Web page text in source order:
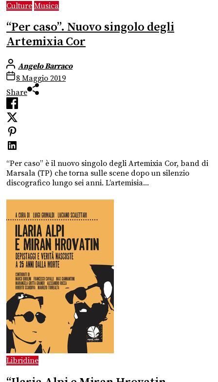
Culture Musica
“Per caso”. Nuovo singolo degli
Artemixia Cor
Angelo Barraco
8 Maggio 2019
Share
“Per caso” è il nuovo singolo degli Artemixia Cor, band di
Marsala (TP) che torna sulle scene dopo un silenzio
discografico lungo sei anni. L’artemisia...
Libridine